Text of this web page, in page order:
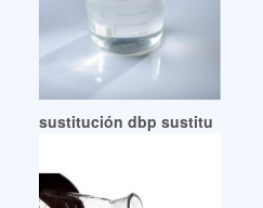
sustitución dbp sustitución